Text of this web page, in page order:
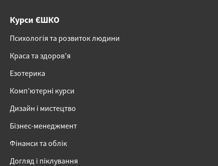
Курси ЄШКО
Психологія та розвиток людини
Краса та здоров’я
Езотерика
Комп’ютерні курси
Дизайн і мистецтво
Бізнес-менеджмент
Фінанси та облік
Догляд і піклування